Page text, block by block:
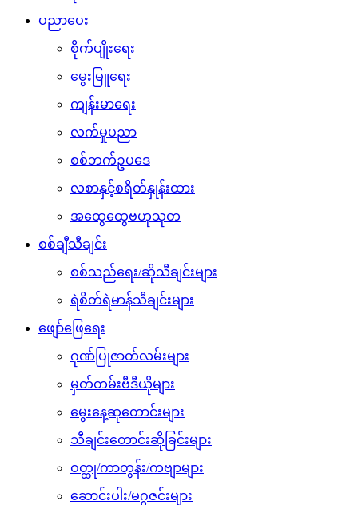
ပညာပေး
စိုက်ပျိုးရေး
မွေးမြူရေး
ကျန်းမာရေး
လက်မှုပညာ
စစ်ဘက်ဥပဒေ
လစာနှင့်စရိတ်နှုန်းထား
အထွေထွေဗဟုသုတ
စစ်ချီသီချင်း
စစ်သည်ရေး/ဆိုသီချင်းများ
ရဲစိတ်ရဲမာန်သီချင်းများ
ဖျော်ဖြေရေး
ဂုဏ်ပြုဇာတ်လမ်းများ
မှတ်တမ်းဗီဒီယိုများ
မွေးနေ့ဆုတောင်းများ
သီချင်းတောင်းဆိုခြင်းများ
ဝတ္ထု/ကာတွန်း/ကဗျာများ
ဆောင်းပါး/မဂ္ဂဇင်းများ